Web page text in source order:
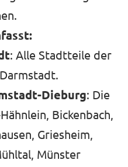
: Alle Stadtteile der
Dieburg: Die
Bickenbach,
Griesheim,
Münster